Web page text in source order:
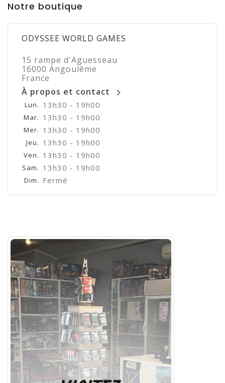
Notre boutique
ODYSSEE WORLD GAMES
15 rampe d'Aguesseau
16000 Angoulême
France
À propos et contact

Lun. 13h30 - 19h00
Mar. 13h30 - 19h00
Mer. 13h30 - 19h00
Jeu. 13h30 - 19h00
Ven. 13h30 - 19h00
Sam. 13h30 - 19h00
Dim. Fermé